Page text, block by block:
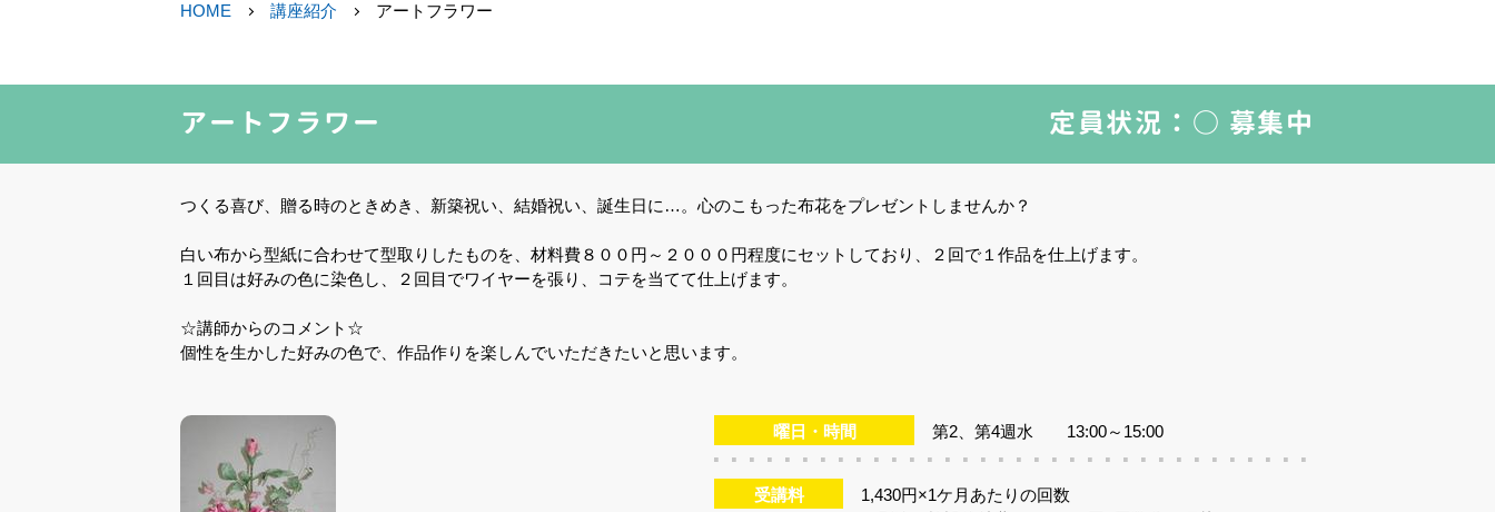
HOME 講座紹介 アートフラワー
アートフラワー 定員状況： ○ 募集中
つくる喜び、贈る時のときめき、新築祝い、結婚祝い、誕生日に…。心のこもった布花をプレゼントしませんか？
白い布から型紙に合わせて型取りしたものを、材料費８００円～２０００円程度にセットしており、２回で１作品を仕上げます。
１回目は好みの色に染色し、２回目でワイヤーを張り、コテを当てて仕上げます。
☆講師からのコメント☆
個性を生かした好みの色で、作品作りを楽しんでいただきたいと思います。
曜日・時間 第2、第4週水 13:00～15:00
受講料
1,430円×1ケ月あたりの回数